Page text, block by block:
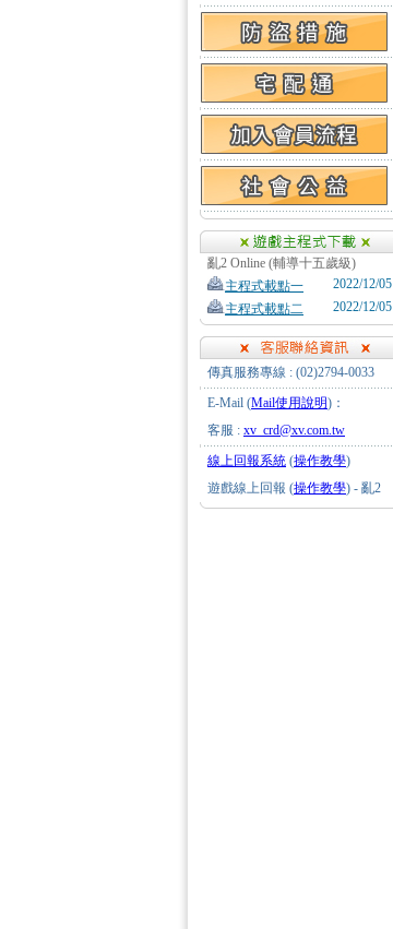
亂2 Online (輔導十五歲級)
主程式載點一
2022/12/05
主程式載點二
2022/12/05
傳真服務專線 : (02)2794-0033
E-Mail (Mail使用說明)：
客服 : xv_crd@xv.com.tw
線上回報系統 (操作教學)
遊戲線上回報 (操作教學) - 亂2